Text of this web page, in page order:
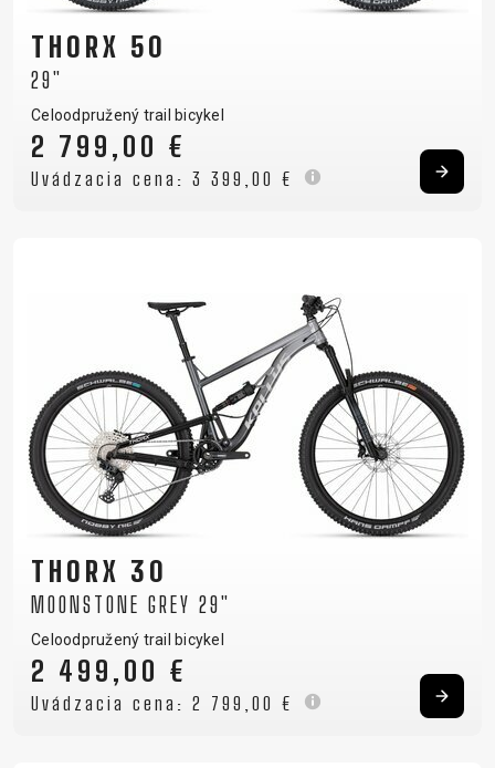
THORX 50
29"
Celoodpružený trail bicykel
2 799,00 €
Uvádzacia cena: 3 399,00 €
THORX 30
MOONSTONE GREY 29"
Celoodpružený trail bicykel
2 499,00 €
Uvádzacia cena: 2 799,00 €